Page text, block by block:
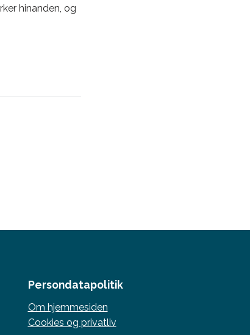
hinanden, og
Persondatapolitik
Om hjemmesiden
Cookies og privatliv